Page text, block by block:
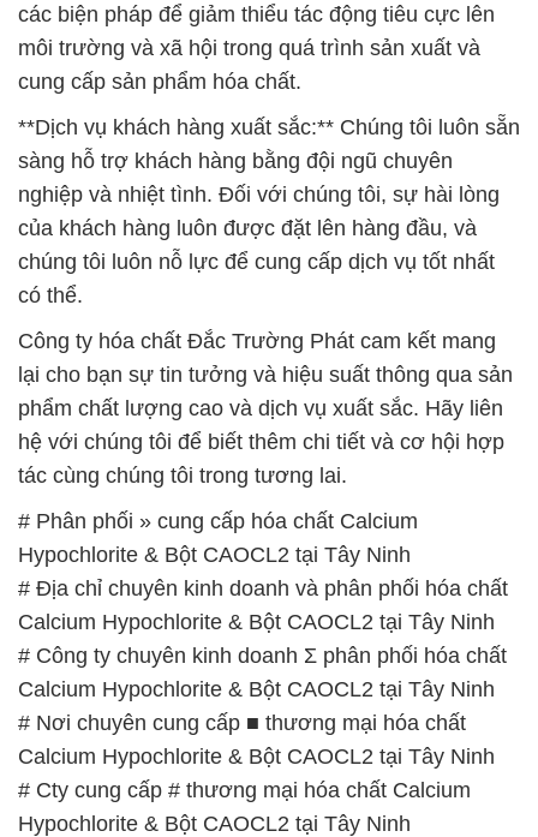
các biện pháp để giảm thiểu tác động tiêu cực lên
môi trường và xã hội trong quá trình sản xuất và
cung cấp sản phẩm hóa chất.
**Dịch vụ khách hàng xuất sắc:** Chúng tôi luôn sẵn
sàng hỗ trợ khách hàng bằng đội ngũ chuyên
nghiệp và nhiệt tình. Đối với chúng tôi, sự hài lòng
của khách hàng luôn được đặt lên hàng đầu, và
chúng tôi luôn nỗ lực để cung cấp dịch vụ tốt nhất
có thể.
Công ty hóa chất Đắc Trường Phát cam kết mang
lại cho bạn sự tin tưởng và hiệu suất thông qua sản
phẩm chất lượng cao và dịch vụ xuất sắc. Hãy liên
hệ với chúng tôi để biết thêm chi tiết và cơ hội hợp
tác cùng chúng tôi trong tương lai.
# Phân phối » cung cấp hóa chất Calcium
Hypochlorite & Bột CAOCL2 tại Tây Ninh
# Địa chỉ chuyên kinh doanh và phân phối hóa chất
Calcium Hypochlorite & Bột CAOCL2 tại Tây Ninh
# Công ty chuyên kinh doanh Σ phân phối hóa chất
Calcium Hypochlorite & Bột CAOCL2 tại Tây Ninh
# Nơi chuyên cung cấp ■ thương mại hóa chất
Calcium Hypochlorite & Bột CAOCL2 tại Tây Ninh
# Cty cung cấp # thương mại hóa chất Calcium
Hypochlorite & Bột CAOCL2 tại Tây Ninh